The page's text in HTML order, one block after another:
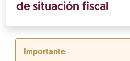
de situación fiscal
Importante